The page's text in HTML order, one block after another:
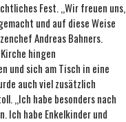
Fest. ,,Wir freuen uns,
und auf diese Weise
Andreas Bahners.
hingen
und sich am Tisch in eine
auch viel zusätzlich
,,Ich habe besonders nach
Ich habe Enkelkinder und